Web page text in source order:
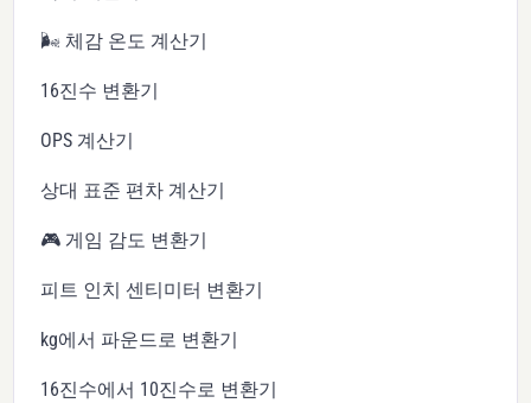
🌬️ 체감 온도 계산기
16진수 변환기
OPS 계산기
상대 표준 편차 계산기
🎮 게임 감도 변환기
피트 인치 센티미터 변환기
kg에서 파운드로 변환기
16진수에서 10진수로 변환기